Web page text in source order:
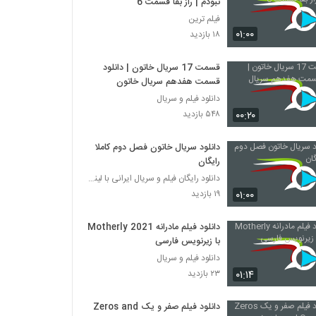
۰۱:۰۰
فیلم ترین
۱۸ بازدید
۰۰:۲۰
قسمت 17 سریال خاتون | دانلود
قسمت هفدهم سریال خاتون
دانلود فیلم و سریال
۵۴۸ بازدید
۰۱:۰۰
دانلود سریال خاتون فصل دوم کاملا
رایگان
دانلود رایگان فیلم و سریال ایرانی با لینک مستقیم
۱۹ بازدید
۰۱:۱۴
دانلود فیلم مادرانه Motherly 2021
با زیرنویس فارسی
دانلود فیلم و سریال
۲۳ بازدید
دانلود فیلم صفر و یک Zeros and